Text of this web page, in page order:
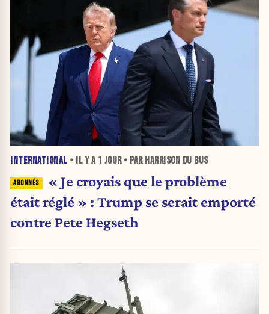
INTERNATIONAL • IL Y A 1 JOUR• PAR HARRISON DU BUS
« Je croyais que le problème
était réglé » : Trump se serait emporté
contre Pete Hegseth